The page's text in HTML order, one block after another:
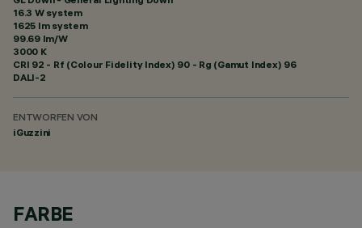
16.3 W system
1625 lm system
99.69 lm/W
3000 K
CRI 92 - Rf (Colour Fidelity Index) 90 - Rg (Gamut Index) 96
DALI-2
ENTWORFEN VON
iGuzzini
FARBE